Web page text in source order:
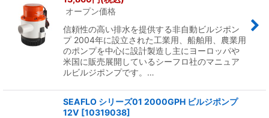
オープン価格
信頼性の高い排水を提供する非自動ビルジポン
プ 2004年に設立された工業用、船舶用、農業用
のポンプを中心に設計製造し主にヨーロッパや
米国に販売展開しているシーフロ社のマニュア
ルビルジポンプです。…
SEAFLO シリーズ01 2000GPH ビルジポンプ
12V [10319038]